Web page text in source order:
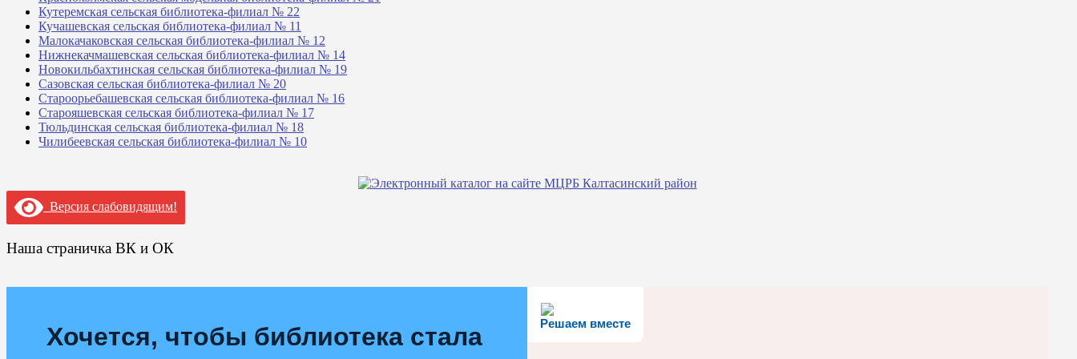
Кутеремская сельская библиотека-филиал № 22
Кучашевская сельская библиотека-филиал № 11
Малокачаковская сельская библиотека-филиал № 12
Нижнекачмашевская сельская библиотека-филиал № 14
Новокильбахтинская сельская библиотека-филиал № 19
Сазовская сельская библиотека-филиал № 20
Староорьебашевская сельская библиотека-филиал № 16
Старояшевская сельская библиотека-филиал № 17
Тюльдинская сельская библиотека-филиал № 18
Чилибеевская сельская библиотека-филиал № 10
Версия слабовидящим!
Наша страничка ВК и ОК
Решаем вместе
Хочется, чтобы библиотека стала